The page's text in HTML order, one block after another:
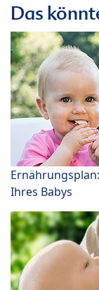
Das
Ihres Babys